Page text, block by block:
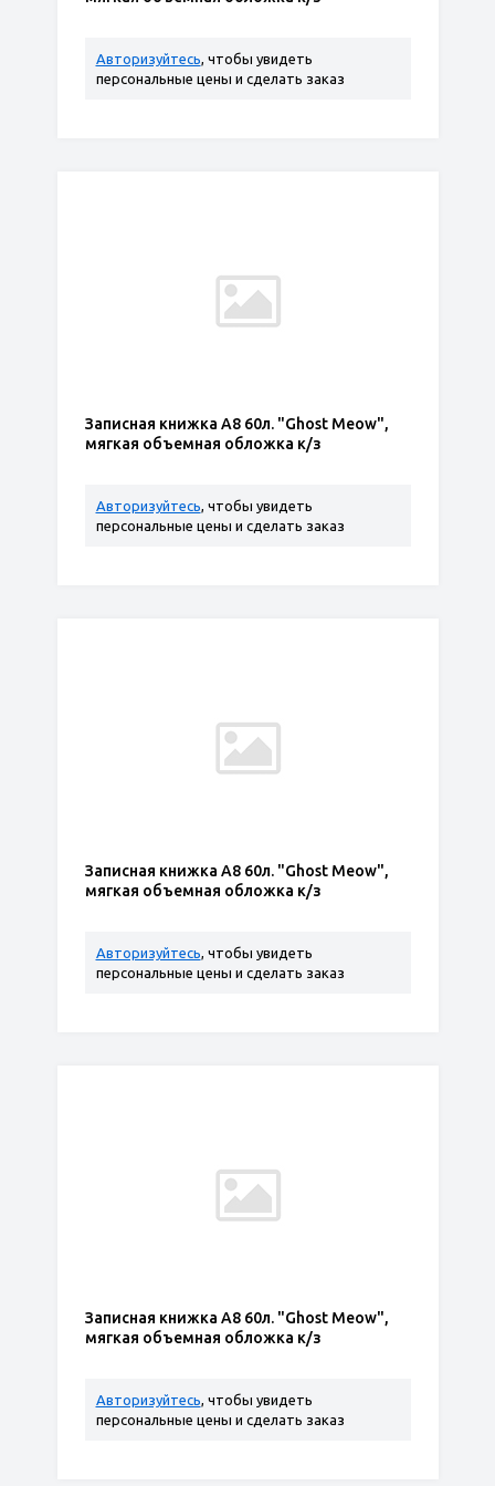
Авторизуйтесь, чтобы увидеть
персональные цены и сделать заказ
Записная книжка А8 60л. "Ghost Meow",
мягкая объемная обложка к/з
Авторизуйтесь, чтобы увидеть
персональные цены и сделать заказ
Записная книжка А8 60л. "Ghost Meow",
мягкая объемная обложка к/з
Авторизуйтесь, чтобы увидеть
персональные цены и сделать заказ
Записная книжка А8 60л. "Ghost Meow",
мягкая объемная обложка к/з
Авторизуйтесь, чтобы увидеть
персональные цены и сделать заказ